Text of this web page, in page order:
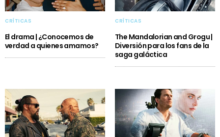
CRÍTICAS
El drama | ¿Conocemos de
verdad a quienes amamos?
CRÍTICAS
The Mandalorian and Grogu |
Diversión para los fans de la
saga galáctica